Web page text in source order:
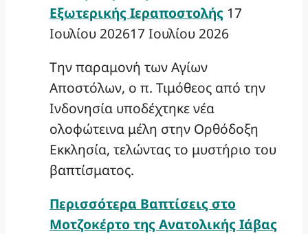
Εξωτερικής Ιεραποστολής 17
Ιουλίου 202617 Ιουλίου 2026
Την παραμονή των Αγίων
Αποστόλων, ο π. Τιμόθεος από την
Ινδονησία υποδέχτηκε νέα
ολοφώτεινα μέλη στην Ορθόδοξη
Εκκλησία, τελώντας το μυστήριο του
βαπτίσματος.
Περισσότερα Βαπτίσεις στο
Μοτζοκέρτο της Ανατολικής Ιάβας